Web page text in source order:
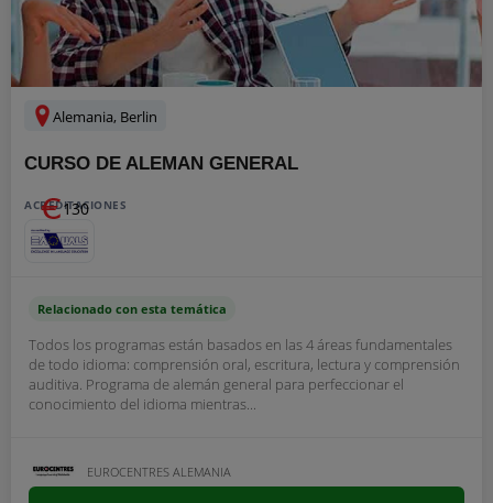
Alemania, Berlin
CURSO DE ALEMAN GENERAL
130
ACREDITACIONES
Relacionado con esta temática
Todos los programas están basados en las 4 áreas fundamentales
de todo idioma: comprensión oral, escritura, lectura y comprensión
auditiva. Programa de alemán general para perfeccionar el
conocimiento del idioma mientras...
EUROCENTRES ALEMANIA